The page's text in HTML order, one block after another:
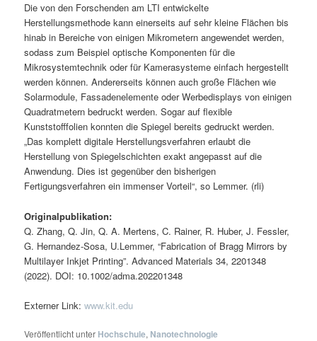
Die von den Forschenden am LTI entwickelte
Herstellungsmethode kann einerseits auf sehr kleine Flächen bis
hinab in Bereiche von einigen Mikrometern angewendet werden,
sodass zum Beispiel optische Komponenten für die
Mikrosystemtechnik oder für Kamerasysteme einfach hergestellt
werden können. Andererseits können auch große Flächen wie
Solarmodule, Fassadenelemente oder Werbedisplays von einigen
Quadratmetern bedruckt werden. Sogar auf flexible
Kunststofffolien konnten die Spiegel bereits gedruckt werden.
„Das komplett digitale Herstellungsverfahren erlaubt die
Herstellung von Spiegelschichten exakt angepasst auf die
Anwendung. Dies ist gegenüber den bisherigen
Fertigungsverfahren ein immenser Vorteil“, so Lemmer. (rli)
Originalpublikation:
Q. Zhang, Q. Jin, Q. A. Mertens, C. Rainer, R. Huber, J. Fessler,
G. Hernandez-Sosa, U.Lemmer, “Fabrication of Bragg Mirrors by
Multilayer Inkjet Printing”. Advanced Materials 34, 2201348
(2022). DOI: 10.1002/adma.202201348
Externer Link:www.kit.edu
Veröffentlicht unter Hochschule, Nanotechnologie